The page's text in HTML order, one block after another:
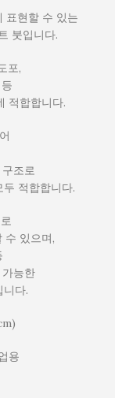
표현할 수 있는
붓입니다.
포,
적합합니다.
조로
적합합니다.
수 있으며,
능한
니다.
용